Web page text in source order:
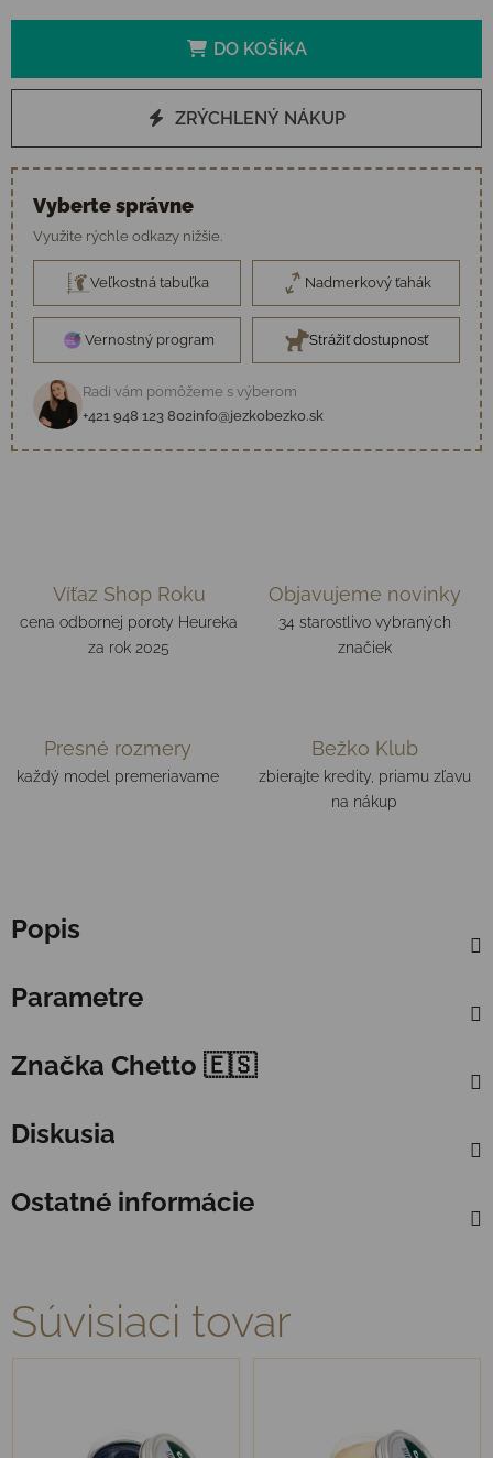
DO KOŠÍKA
ZRÝCHLENÝ NÁKUP
Vyberte správne
Využite rýchle odkazy nižšie.
Veľkostná tabuľka Nadmerkový ťahák
Vernostný program Strážiť dostupnosť
Radi vám pomôžeme s výberom
+421 948 123 802info@jezkobezko.sk
Víťaz Shop Roku
cena odbornej poroty Heureka
za rok 2025
Objavujeme novinky
34 starostlivo vybraných
značiek
Presné rozmery
každý model premeriavame
Bežko Klub
zbierajte kredity, priamu zľavu
na nákup
Popis
Parametre
Značka Chetto 🇪🇸
Diskusia
Ostatné informácie
Súvisiaci tovar